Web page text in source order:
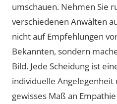
umschauen. Nehmen Sie
verschiedenen Anwälten
nicht auf Empfehlungen
Bekannten, sondern
Bild. Jede Scheidung ist
individuelle
gewisses Maß an